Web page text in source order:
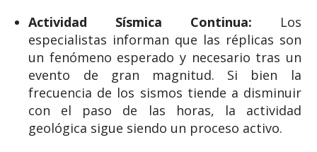
Actividad Sísmica Continua: Los
especialistas informan que las réplicas son
un fenómeno esperado y necesario tras un
evento de gran magnitud. Si bien la
frecuencia de los sismos tiende a disminuir
con el paso de las horas, la actividad
geológica sigue siendo un proceso activo.